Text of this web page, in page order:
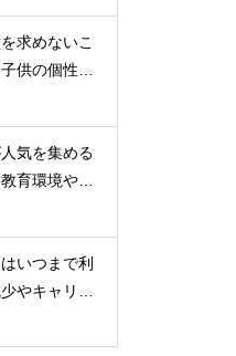
求めないこ
供の個性を
児を楽しむ
気を集める
育環境や支
で快適に育
いつまで利
やキャリア
く働くため